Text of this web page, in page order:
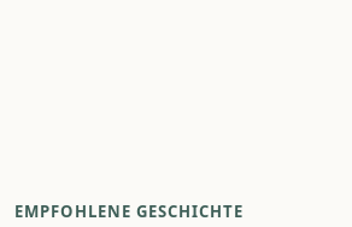
EMPFOHLENE GESCHICHTE